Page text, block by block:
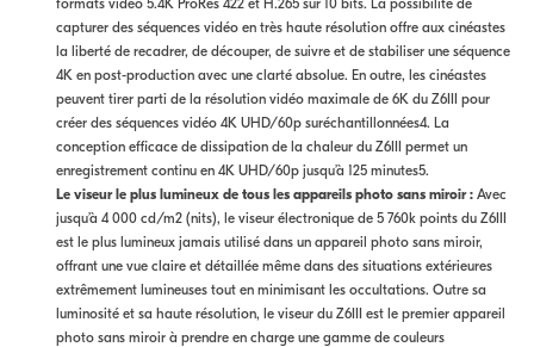
formats vidéo 5.4K ProRes 422 et H.265 sur 10 bits. La possibilité de
capturer des séquences vidéo en très haute résolution offre aux cinéastes
la liberté de recadrer, de découper, de suivre et de stabiliser une séquence
4K en post-production avec une clarté absolue. En outre, les cinéastes
peuvent tirer parti de la résolution vidéo maximale de 6K du Z6III pour
créer des séquences vidéo 4K UHD/60p suréchantillonnées4. La
conception efficace de dissipation de la chaleur du Z6III permet un
enregistrement continu en 4K UHD/60p jusqu’à 125 minutes5.
Le viseur le plus lumineux de tous les appareils photo sans miroir : Avec
jusqu’à 4 000 cd/m2 (nits), le viseur électronique de 5 760k points du Z6III
est le plus lumineux jamais utilisé dans un appareil photo sans miroir,
offrant une vue claire et détaillée même dans des situations extérieures
extrêmement lumineuses tout en minimisant les occultations. Outre sa
luminosité et sa haute résolution, le viseur du Z6III est le premier appareil
photo sans miroir à prendre en charge une gamme de couleurs